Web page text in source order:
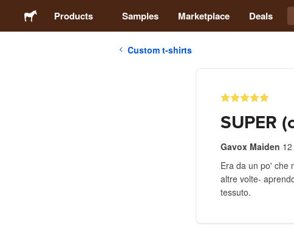
Products Samples Marketplace Deals
Custom t-shirts
SUPER
Gavox Maiden
Era da un po' che
altre volte-
tessuto.